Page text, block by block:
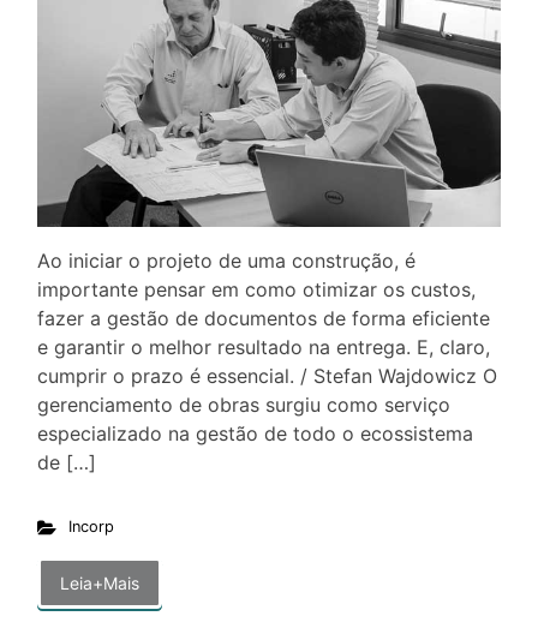
Ao iniciar o projeto de uma construção, é
importante pensar em como otimizar os custos,
fazer a gestão de documentos de forma eficiente
e garantir o melhor resultado na entrega. E, claro,
cumprir o prazo é essencial. / Stefan Wajdowicz O
gerenciamento de obras surgiu como serviço
especializado na gestão de todo o ecossistema
de […]
Incorp
Leia+Mais